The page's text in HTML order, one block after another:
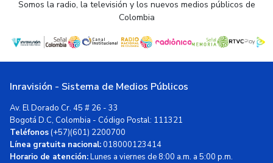
Somos la radio, la televisión y los nuevos medios públicos de
Colombia
Inravisión - Sistema de Medios Públicos
Av. El Dorado Cr. 45 # 26 - 33
Bogotá D.C, Colombia - Código Postal: 111321
Teléfonos(+57)(601) 2200700
Línea gratuita nacional:018000123414
Horario de atención:Lunes a viernes de 8:00 a.m. a 5:00 p.m.